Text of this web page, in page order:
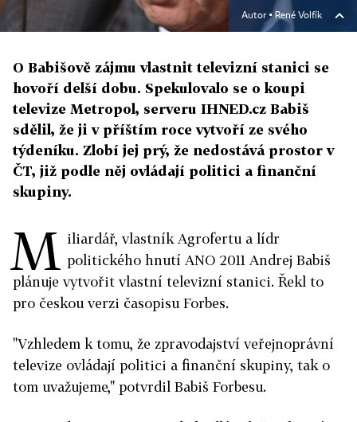
Autor ▪ René Volfík
O Babišově zájmu vlastnit televizní stanici se
hovoří delší dobu. Spekulovalo se o koupi
televize Metropol, serveru IHNED.cz Babiš
sdělil, že ji v příštím roce vytvoří ze svého
týdeníku. Zlobí jej prý, že nedostává prostor v
ČT, již podle něj ovládají politici a finanční
skupiny.
M iliardář, vlastník Agrofertu a lídr
politického hnutí ANO 2011 Andrej Babiš
plánuje vytvořit vlastní televizní stanici. Řekl to
pro českou verzi časopisu Forbes.
"Vzhledem k tomu, že zpravodajství veřejnoprávní
televize ovládají politici a finanční skupiny, tak o
tom uvažujeme," potvrdil Babiš Forbesu.